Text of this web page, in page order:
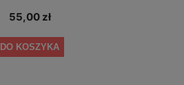
55,00 zł
DO KOSZYKA